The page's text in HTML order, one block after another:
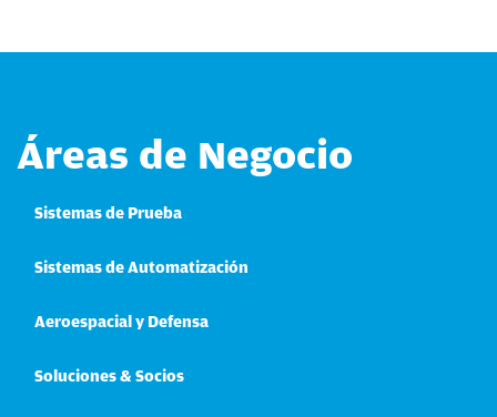
Áreas de Negocio
Sistemas de Prueba
Sistemas de Automatización
Aeroespacial y Defensa
Soluciones & Socios